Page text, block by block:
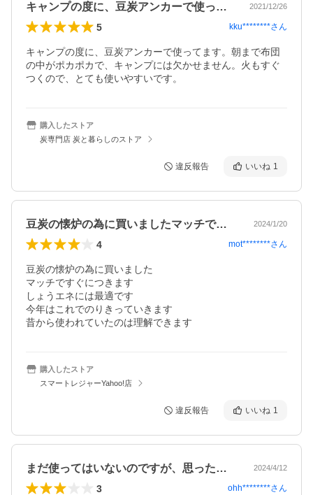
キャンプの度に、豆炭アンカーで使ってま… 2021/12/26
5 kku********さん
キャンプの度に、豆炭アンカーで使ってます。朝まで布団
の中がポカポカで、キャンプには欠かせません。火もすぐ
つくので、とても使いやすいです。
購入したストア
炭専門店 炭と暮らしのストア
違反報告 いいね 1
豆炭の懐炉の為に買いましたマッチですぐ… 2024/1/20
4 mot********さん
豆炭の懐炉の為に買いました
マッチですぐにつきます
しょうエネには最適です
今年はこれでのりきっていきます
昔から使われていたのは理解できます
購入したストア
スマートレジャーYahoo!店
違反報告 いいね 1
まだ使ってはいないのですが、思ったより… 2024/4/12
3 ohh********さん